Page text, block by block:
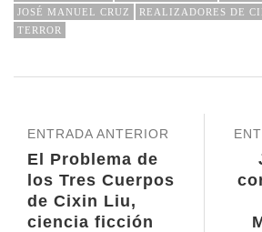
JOSÉ MANUEL CRUZ
REALIZADORES DE
TERROR
ENTRADA ANTERIOR
El Problema de
los Tres Cuerpos
de Cixin Liu,
ciencia ficción